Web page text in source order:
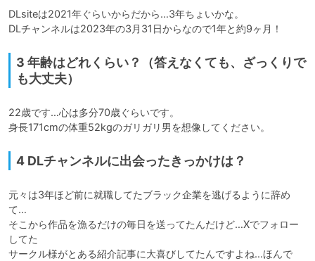
DLsiteは2021年ぐらいからだから…3年ちょいかな。
DLチャンネルは2023年の3月31日からなので1年と約9ヶ月！
3 年齢はどれくらい？（答えなくても、ざっくりで
も大丈夫）
22歳です…心は多分70歳ぐらいです。
身長171cmの体重52kgのガリガリ男を想像してください。
4 DLチャンネルに出会ったきっかけは？
元々は3年ほど前に就職してたブラック企業を逃げるように辞め
て…
そこから作品を漁るだけの毎日を送ってたんだけど…Xでフォロー
してた
サークル様がとある紹介記事に大喜びしてたんですよね…ほんで